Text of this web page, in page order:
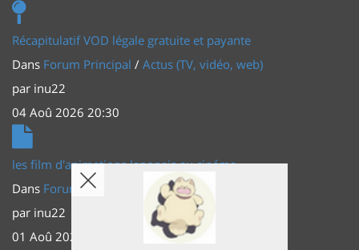
Récapitulatif VOD légale gratuite et payante
Dans Forum Principal / Actus (TV, vidéo, web)
par inu22
04 Aoû 2026 20:30
les film d'animations Japonais au cinéma
Dans Forum Principal
Actus (TV, vidéo, web)
par inu22
01 Aoû 2026 20:56